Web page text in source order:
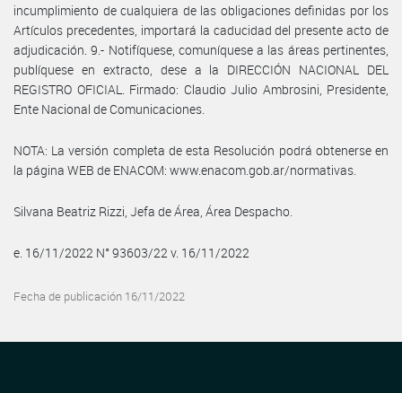
incumplimiento de cualquiera de las obligaciones definidas por los
Artículos precedentes, importará la caducidad del presente acto de
adjudicación. 9.- Notifíquese, comuníquese a las áreas pertinentes,
publíquese en extracto, dese a la DIRECCIÓN NACIONAL DEL
REGISTRO OFICIAL. Firmado: Claudio Julio Ambrosini, Presidente,
Ente Nacional de Comunicaciones.
NOTA: La versión completa de esta Resolución podrá obtenerse en
la página WEB de ENACOM: www.enacom.gob.ar/normativas.
Silvana Beatriz Rizzi, Jefa de Área, Área Despacho.
e. 16/11/2022 N° 93603/22 v. 16/11/2022
Fecha de publicación 16/11/2022